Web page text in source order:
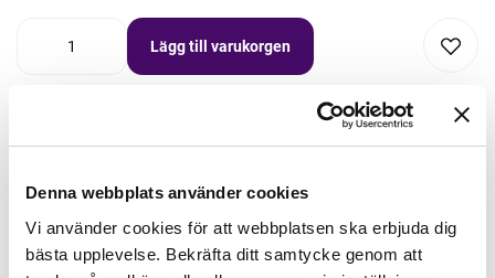
Denna webbplats använder cookies
Vi använder cookies för att webbplatsen ska erbjuda dig
bästa upplevelse. Bekräfta ditt samtycke genom att
Lägg till varukorgen
Lägg först önskad mängd i varukorgen,
välj sedan matchande tillbehör